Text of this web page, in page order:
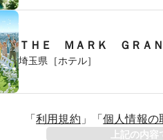
埼玉県［ホテル］
「利用規約 」 「個人情報の
上記の内